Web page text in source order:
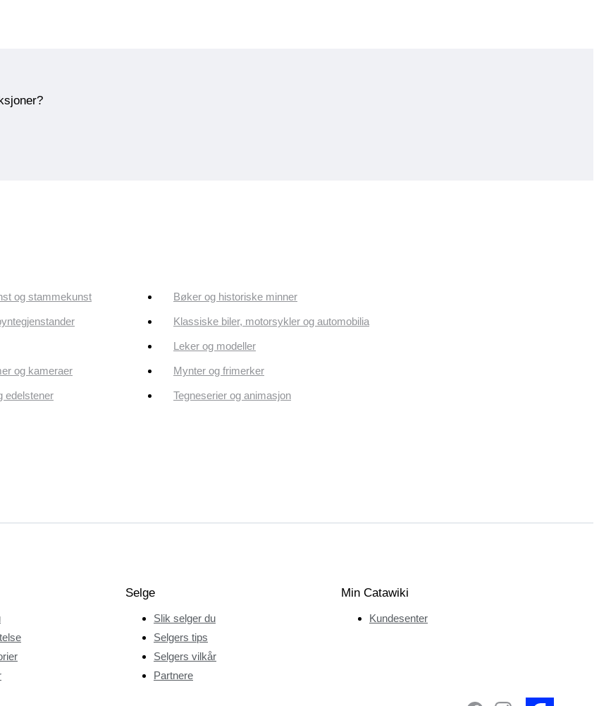
og stammekunst Bøker og historiske minner
Klassiske biler, motorsykler og automobilia
Leker og modeller
og kameraer Mynter og frimerker
edelstener Tegneserier og animasjon
Selge
Slik selger du
Selgers tips
Selgers vilkår
Partnere
Min Catawiki
Kundesenter